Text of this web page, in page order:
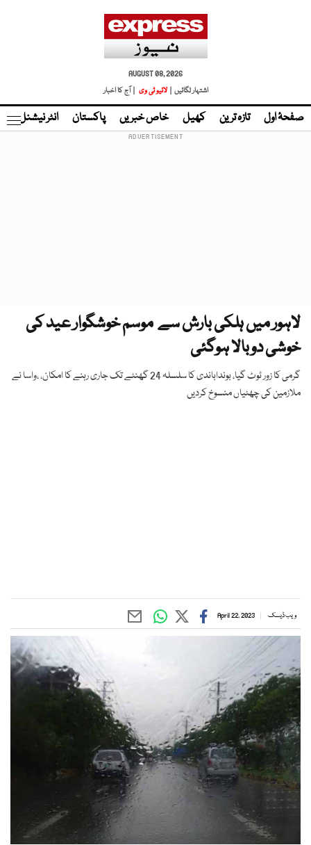
AUGUST 08, 2026
اشتہار لگائیں |
لائیو ٹی وی | آج کا اخبار
صفحۂ اول تازہ ترین کھیل خاص خبریں پاکستان انٹر نیشنل
لاہور میں ہلکی بارش سے موسم خوشگوار عید کی
خوشی دوبالا ہوگئی
گرمی کا زور ٹوٹ گیا، بونداباندی کا سلسلہ 24 گھنٹے تک جاری رہنے کا امکان، ،واسا نے
ملازمین کی چھٹیاں منسوخ کردیں
ویب ڈیسک April 22, 2023